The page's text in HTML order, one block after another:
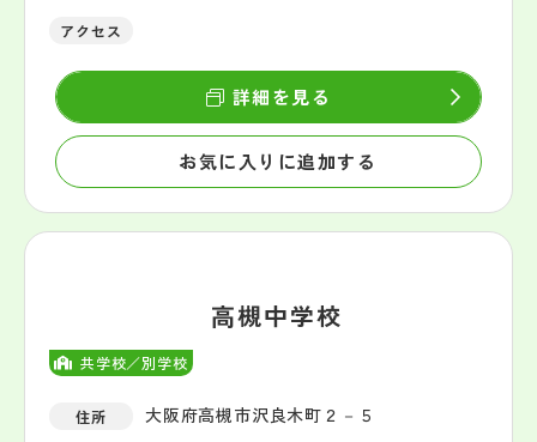
アクセス
お気に入りに追加する
詳細を見る
共学校／別学校
高槻中学校
住所 大阪府高槻市沢良木町２－５